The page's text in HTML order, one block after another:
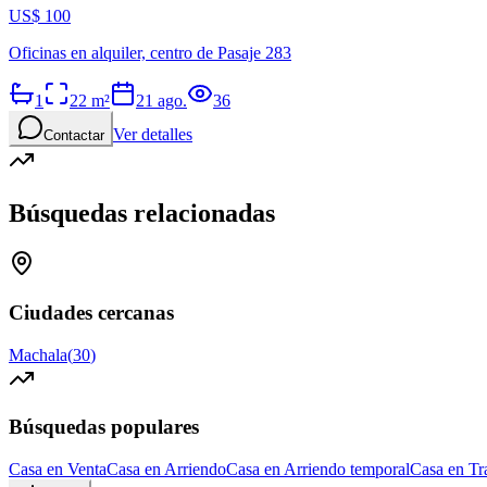
US$ 100
Oficinas en alquiler, centro de Pasaje 283
1 22 m² 21 ago. 36
Contactar Ver detalles
Búsquedas relacionadas
Ciudades cercanas
Machala(30)
Búsquedas populares
Casa en VentaCasa en ArriendoCasa en Arriendo temporalCasa en